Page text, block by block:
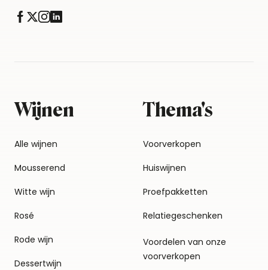
Wijnen
Alle wijnen
Mousserend
Witte wijn
Rosé
Rode wijn
Dessertwijn
Thema's
Voorverkopen
Huiswijnen
Proefpakketten
Relatiegeschenken
Voordelen van onze
voorverkopen